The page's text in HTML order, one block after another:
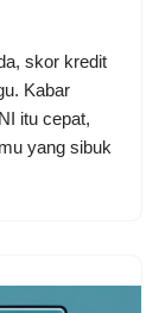
skor kredit
Kabar
itu cepat,
yang sibuk